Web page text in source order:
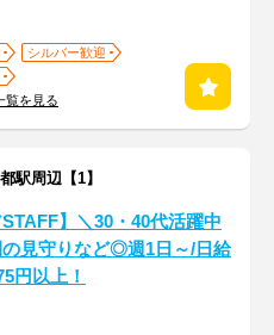
シルバー歓迎
覧を見る
周辺【1】
STAFF】＼30・40代活躍中
の見守りなど◎週1日～/日給
円以上！